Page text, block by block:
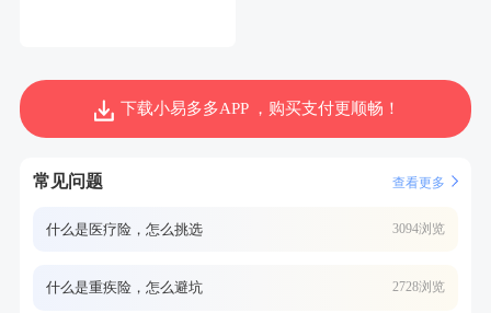
下载小易多多APP ，购买支付更顺畅！
常见问题 查看更多
什么是医疗险，怎么挑选 3094浏览
什么是重疾险，怎么避坑 2728浏览